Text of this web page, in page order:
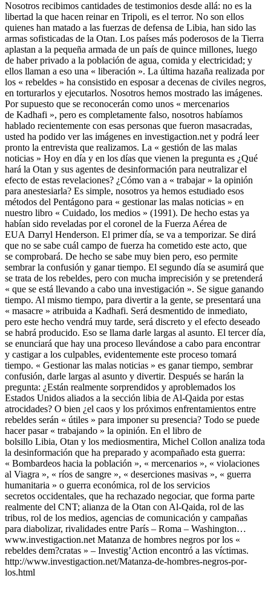
Nosotros recibimos cantidades de testimonios desde allá: no es la
libertad la que hacen reinar en Tripoli, es el terror. No son ellos
quienes han matado a las fuerzas de defensa de Libia, han sido las
armas sofisticadas de la Otan. Los países más poderosos de la Tierra
aplastan a la pequeña armada de un país de quince millones, luego
de haber privado a la población de agua, comida y electricidad; y
ellos llaman a eso una « liberación ». La última hazaña realizada por
los « rebeldes » ha consistido en esposar a decenas de civiles negros,
en torturarlos y ejecutarlos. Nosotros hemos mostrado las imágenes.
Por supuesto que se reconocerán como unos « mercenarios
de Kadhafi », pero es completamente falso, nosotros habíamos
hablado recientemente con esas personas que fueron masacradas,
usted ha podido ver las imágenes en investigaction.net y podrá leer
pronto la entrevista que realizamos. La « gestión de las malas
noticias » Hoy en día y en los días que vienen la pregunta es ¿Qué
hará la Otan y sus agentes de desinformación para neutralizar el
efecto de estas revelaciones? ¿Cómo van a « trabajar » la opinión
para anestesiarla? Es simple, nosotros ya hemos estudiado esos
métodos del Pentágono para « gestionar las malas noticias » en
nuestro libro « Cuidado, los medios » (1991). De hecho estas ya
habían sido reveladas por el coronel de la Fuerza Aérea de
EUA Darryl Henderson. El primer día, se va a temporizar. Se dirá
que no se sabe cuál campo de fuerza ha cometido este acto, que
se comprobará. De hecho se sabe muy bien pero, eso permite
sembrar la confusión y ganar tiempo. El segundo día se asumirá que
se trata de los rebeldes, pero con mucha imprecisión y se pretenderá
« que se está llevando a cabo una investigación ». Se sigue ganando
tiempo. Al mismo tiempo, para divertir a la gente, se presentará una
« masacre » atribuida a Kadhafi. Será desmentido de inmediato,
pero este hecho vendrá muy tarde, será discreto y el efecto deseado
se habrá producido. Eso se llama darle largas al asunto. El tercer día,
se enunciará que hay una proceso llevándose a cabo para encontrar
y castigar a los culpables, evidentemente este proceso tomará
tiempo. « Gestionar las malas noticias » es ganar tiempo, sembrar
confusión, darle largas al asunto y divertir. Después se harán la
pregunta: ¿Están realmente sorprendidos y aproblemados los
Estados Unidos aliados a la sección libia de Al-Qaida por estas
atrocidades? O bien ¿el caos y los próximos enfrentamientos entre
rebeldes serán « útiles » para imponer su presencia? Todo se puede
hacer pasar « trabajando » la opinión. En el libro de
bolsillo Libia, Otan y los mediosmentira, Michel Collon analiza toda
la desinformación que ha preparado y acompañado esta guerra:
« Bombardeos hacia la población », « mercenarios », « violaciones
al Viagra », « ríos de sangre », « deserciones masivas », « guerra
humanitaria » o guerra económica, rol de los servicios
secretos occidentales, que ha rechazado negociar, que forma parte
realmente del CNT; alianza de la Otan con Al-Qaida, rol de las
tribus, rol de los medios, agencias de comunicación y campañas
para diabolizar, rivalidades entre París – Roma – Washington…
www.investigaction.net Matanza de hombres negros por los «
rebeldes dem?cratas » – Investig’Action encontró a las víctimas.
http://www.investigaction.net/Matanza-de-hombres-negros-por-
los.html